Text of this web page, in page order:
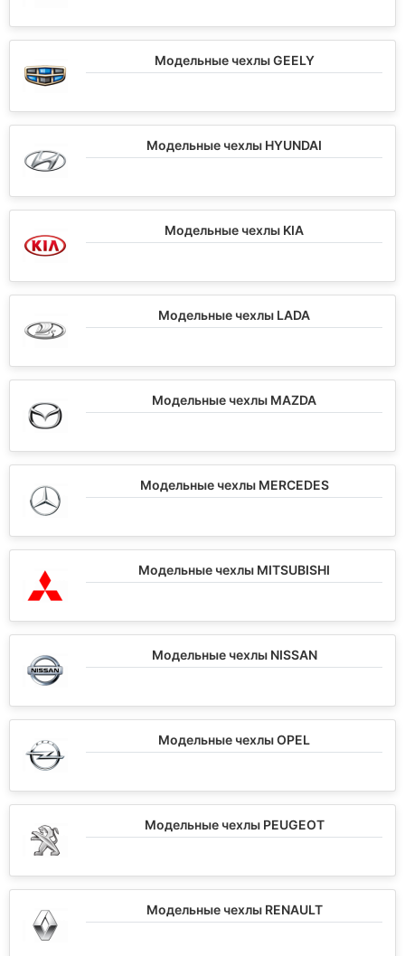
Модельные чехлы GEELY
Модельные чехлы HYUNDAI
Модельные чехлы KIA
Модельные чехлы LADA
Модельные чехлы MAZDA
Модельные чехлы MERCEDES
Модельные чехлы MITSUBISHI
Модельные чехлы NISSAN
Модельные чехлы OPEL
Модельные чехлы PEUGEOT
Модельные чехлы RENAULT